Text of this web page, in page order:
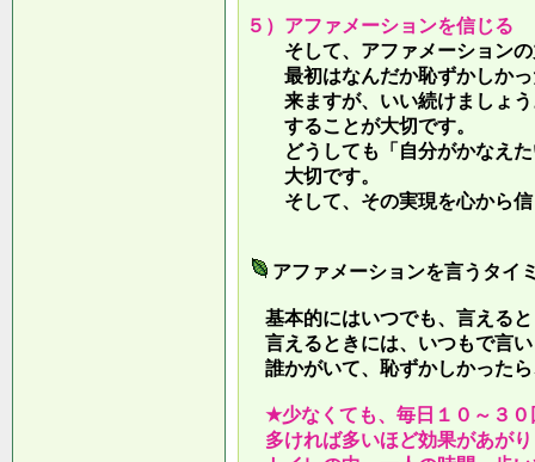
５）アファメーションを信じる
そして、アファメーションの
最初はなんだか恥ずかしかっ
来ますが、いい続けましょう
することが大切です。
どうしても「自分がかなえた
大切です。
そして、その実現を心から信
アファメーションを言うタイ
基本的にはいつでも、言える
言えるときには、いつもで言
誰かがいて、恥ずかしかった
★少なくても、毎日１０～３０
多ければ多いほど効果があが